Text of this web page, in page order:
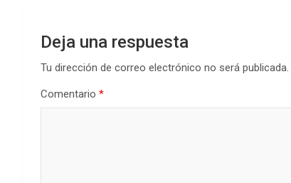
Deja una respuesta
Tu dirección de correo electrónico no será publicada.
Comentario *